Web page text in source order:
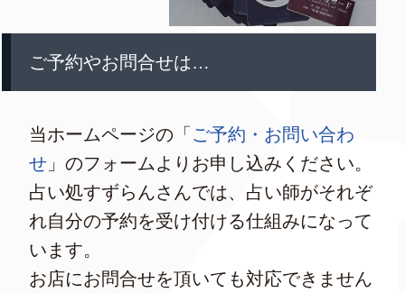
ご予約やお問合せは…
当ホームページの「ご予約・お問い合わ
せ 」のフォームよりお申し込みください。
占い処すずらんさんでは、占い師がそれぞ
れ自分の予約を受け付ける仕組みになって
います。
お店にお問合せを頂いても対応できません